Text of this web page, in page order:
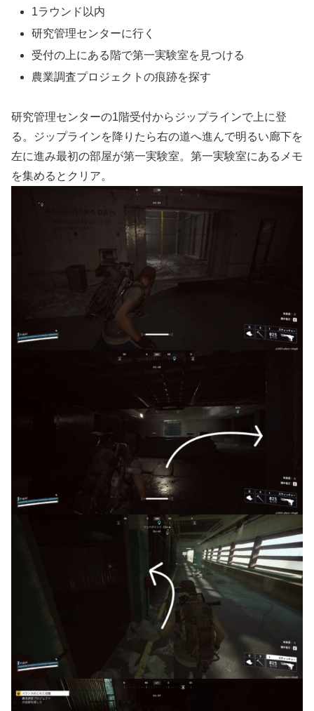
1ラウンド以内
研究管理センターに行く
受付の上にある階で第一実験室を見つける
農業調査プロジェクトの痕跡を探す
研究管理センターの1階受付からジップラインで上に登
る。ジップラインを降りたら右の道へ進んで明るい廊下を
左に進み最初の部屋が第一実験室。第一実験室にあるメモ
を集めるとクリア。